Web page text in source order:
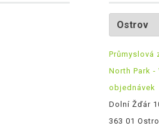
Průmyslová
North Park -
objednávek
Dolní Žďár
363 01